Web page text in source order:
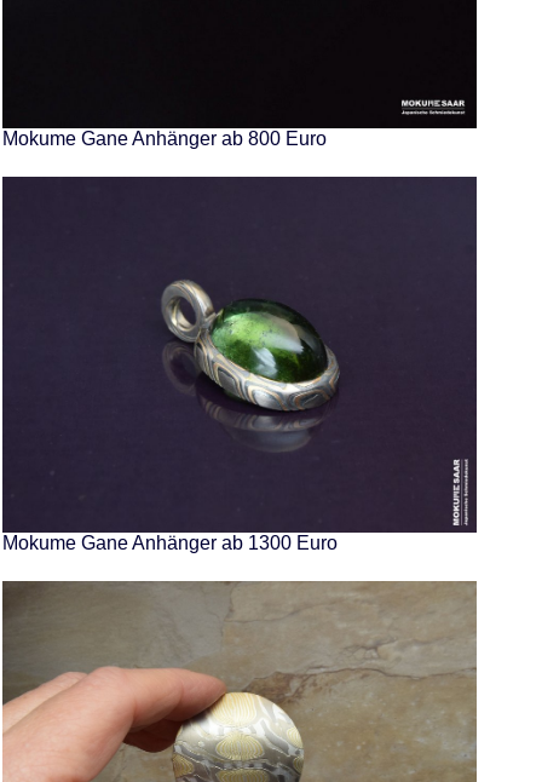
Mokume Gane Anhänger ab 800 Euro
Mokume Gane Anhänger ab 1300 Euro